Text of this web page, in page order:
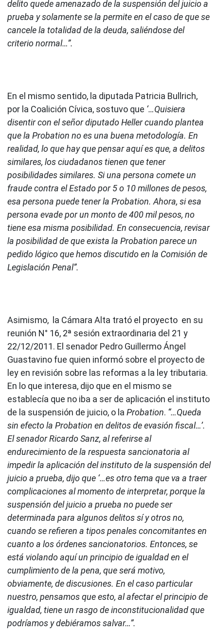
delito quede amenazado de la suspensión del juicio a
prueba y solamente se la permite en el caso de que se
cancele la totalidad de la deuda, saliéndose del
criterio normal…”.
En el mismo sentido, la diputada Patricia Bullrich,
por la Coalición Cívica, sostuvo que ‘…Quisiera
disentir con el señor diputado Heller cuando plantea
que la Probation no es una buena metodología. En
realidad, lo que hay que pensar aquí es que, a delitos
similares, los ciudadanos tienen que tener
posibilidades similares. Si una persona comete un
fraude contra el Estado por 5 o 10 millones de pesos,
esa persona puede tener la Probation. Ahora, si esa
persona evade por un monto de 400 mil pesos, no
tiene esa misma posibilidad. En consecuencia, revisar
la posibilidad de que exista la Probation parece un
pedido lógico que hemos discutido en la Comisión de
Legislación Penal”.
Asimismo, la Cámara Alta trató el proyecto en su
reunión N° 16, 2ª sesión extraordinaria del 21 y
22/12/2011. El senador Pedro Guillermo Ángel
Guastavino fue quien informó sobre el proyecto de
ley en revisión sobre las reformas a la ley tributaria.
En lo que interesa, dijo que en el mismo se
establecía que no iba a ser de aplicación el instituto
de la suspensión de juicio, o la Probation. “…Queda
sin efecto la Probation en delitos de evasión fiscal…’.
El senador Ricardo Sanz, al referirse al
endurecimiento de la respuesta sancionatoria al
impedir la aplicación del instituto de la suspensión del
juicio a prueba, dijo que ‘…es otro tema que va a traer
complicaciones al momento de interpretar, porque la
suspensión del juicio a prueba no puede ser
determinada para algunos delitos sí y otros no,
cuando se refieren a tipos penales concomitantes en
cuanto a los órdenes sancionatorios. Entonces, se
está violando aquí un principio de igualdad en el
cumplimiento de la pena, que será motivo,
obviamente, de discusiones. En el caso particular
nuestro, pensamos que esto, al afectar el principio de
igualdad, tiene un rasgo de inconstitucionalidad que
podríamos y debiéramos salvar…”.